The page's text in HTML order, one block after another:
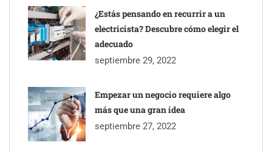
¿Estás pensando en recurrir a un
electricista? Descubre cómo elegir el
adecuado
septiembre 29, 2022
Empezar un negocio requiere algo
más que una gran idea
septiembre 27, 2022